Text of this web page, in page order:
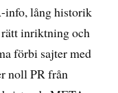
info, lång historik
inriktning och
förbi sajter med
noll PR från